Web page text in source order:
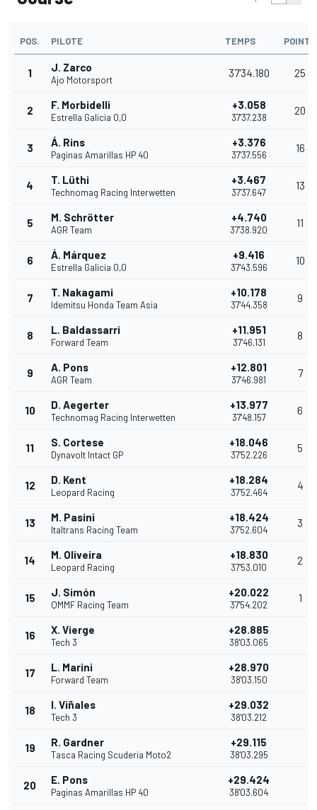
POS. PILOTE TEMPS POINTS
1 J. Zarco
Ajo Motorsport
37'34.180 25
2 F. Morbidelli
Estrella Galicia 0,0
+3.058
37'37.238
20
3 Á. Rins
Paginas Amarillas HP 40
+3.376
37'37.556
16
4 T. Lüthi
Technomag Racing Interwetten
+3.467
37'37.647
13
5 M. Schrötter
AGR Team
+4.740
37'38.920
11
6 Á. Márquez
Estrella Galicia 0,0
+9.416
37'43.596
10
7 T. Nakagami
Idemitsu Honda Team Asia
+10.178
37'44.358
9
8 L. Baldassarri
Forward Team
+11.951
37'46.131
8
9 A. Pons
AGR Team
+12.801
37'46.981
7
10 D. Aegerter
Technomag Racing Interwetten
+13.977
37'48.157
6
11 S. Cortese
Dynavolt Intact GP
+18.046
37'52.226
5
12 D. Kent
Leopard Racing
+18.284
37'52.464
4
13 M. Pasini
Italtrans Racing Team
+18.424
37'52.604
3
14 M. Oliveira
Leopard Racing
+18.830
37'53.010
2
15 J. Simón
QMMF Racing Team
+20.022
37'54.202
1
16 X. Vierge
Tech 3
+28.885
38'03.065
17 L. Marini
Forward Team
+28.970
38'03.150
18 I. Viñales
Tech 3
+29.032
38'03.212
19 R. Gardner
Tasca Racing Scuderia Moto2
+29.115
38'03.295
20 E. Pons
Paginas Amarillas HP 40
+29.424
38'03.604